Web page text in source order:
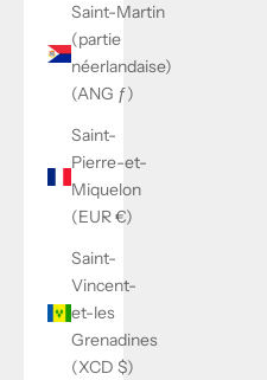
Saint-Martin
(partie
néerlandaise)
(ANG ƒ)
Saint-
Pierre-et-
Miquelon
(EUR €)
Saint-
Vincent-
et-les
Grenadines
(XCD $)